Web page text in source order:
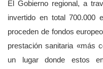
El Gobierno regional, a
invertido en total 700.000
proceden de fondos
prestación sanitaria «más
un lugar donde estos